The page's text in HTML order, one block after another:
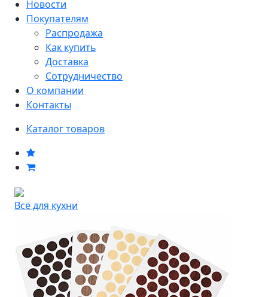
Новости
Покупателям
Распродажа
Как купить
Доставка
Сотрудничество
О компании
Контакты
Каталог товаров
Всё для кухни